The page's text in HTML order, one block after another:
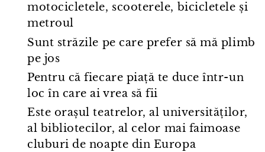
motocicletele, scooterele, bicicletele și
metroul
Sunt străzile pe care prefer să mă plimb
pe jos
Pentru că fiecare piață te duce într⁠-⁠un
loc în care ai vrea să fii
Este orașul teatrelor, al universităților,
al bibliotecilor, al celor mai faimoase
cluburi de noapte din Europa